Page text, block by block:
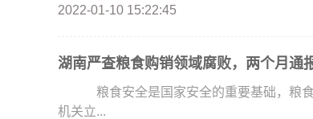
2022-01-10 15:22:45
湖南严查粮食购销领域腐败，两个月通
粮食安全是国家安全的重要基础，粮食
机关立...